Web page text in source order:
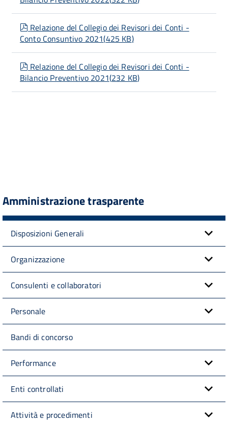
pdf
Relazione del Collegio dei Revisori dei Conti -
Conto Consuntivo 2021(425 KB)
pdf
Relazione del Collegio dei Revisori dei Conti -
Bilancio Preventivo 2021(232 KB)
Amministrazione trasparente
Disposizioni Generali
Organizzazione
Consulenti e collaboratori
Personale
Bandi di concorso
Performance
Enti controllati
Attività e procedimenti